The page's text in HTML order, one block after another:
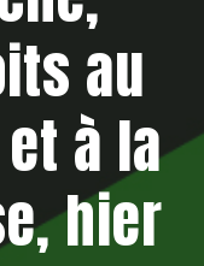
au
à la
hier